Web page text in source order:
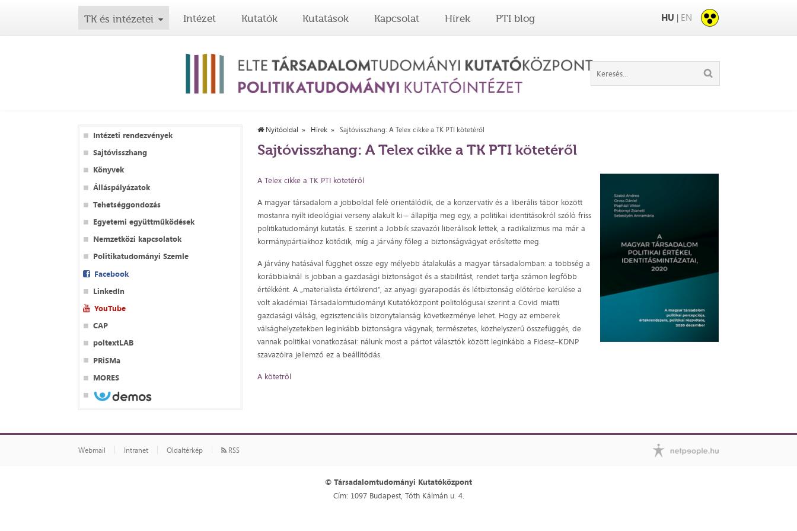
TK és intézetei Intézet Kutatók Kutatások Kapcsolat Hírek PTI blog HU | EN
Intézeti rendezvények
Sajtóvisszhang
Könyvek
Álláspályázatok
Tehetséggondozás
Egyetemi együttműködések
Nemzetközi kapcsolatok
Politikatudományi Szemle
Facebook
LinkedIn
YouTube
CAP
poltextLAB
PRiSMa
MORES
Nyitóoldal Hírek Sajtóvisszhang: A Telex cikke a TK PTI kötetéről
Sajtóvisszhang: A Telex cikke a TK PTI kötetéről
A Telex cikke a TK PTI kötetéről
A magyar társadalom a jobboldal felé orientálódik, de a konzervatív és a liberális tábor között
mostanra nyílt ideológiai verseny alakult ki – állapítja meg egy, a politikai identitásokról szóló friss
politikatudományi kutatás. E szerint a Jobbik szavazói liberálisok lettek, a radikalizmus ma már a
kormánypártiakhoz kötődik, míg a járvány főleg a biztonságvágyat erősítette meg.
A járvány hatásával függhet össze egy mélyebb átalakulás a magyar társadalomban: a többség a
korábbiaknál is jobban a gazdasági biztonságot és a stabilitást, rendet tartja számon legfőbb
értékként. A „materialista értékrend”, az anyagi gyarapodás és létbiztonság előtérbe kerülése a
volt akadémiai Társadalomtudományi Kutatóközpont politológusai szerint a Covid miatti
gazdasági válság, egzisztenciális bizonytalanság következménye lehet. Hogy az emberek
válsághelyzetekben leginkább biztonságra vágynak, természetes, közhelyszerű összefüggés, de
vannak politikai vonatkozásai: nálunk most a pártot választók között leginkább a Fidesz–KDNP
szavazóira jellemző ez a beállítódás.
A kötetről
Webmail Intranet Oldaltérkép RSS
© Társadalomtudományi Kutatóközpont
Cím: 1097 Budapest, Tóth Kálmán u. 4.